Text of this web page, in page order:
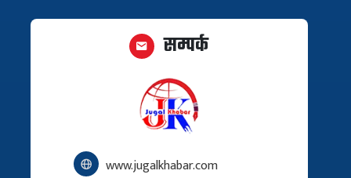
सम्पर्क
www.jugalkhabar.com